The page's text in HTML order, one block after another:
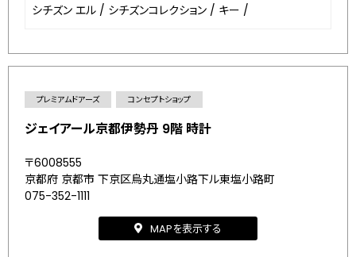
シチズン エル / シチズンコレクション / キー /
プレミアムドアーズ コンセプトショップ
ジェイアール京都伊勢丹 9階 時計
〒6008555
京都府 京都市 下京区烏丸通塩小路下ル東塩小路町
075-352-1111
MAPを表示する